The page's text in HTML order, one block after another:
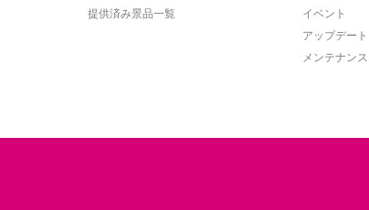
提供済み景品一覧
イベント
アップデート
メンテナンス